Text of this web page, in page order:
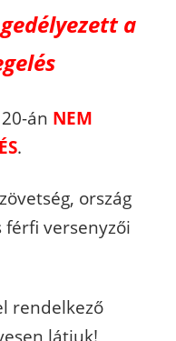
a
án NEM
.
ország
férfi versenyzői
rendelkező
látjuk!